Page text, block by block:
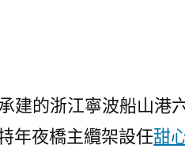
建的浙江寧波船山港
年夜橋主纜架設任甜